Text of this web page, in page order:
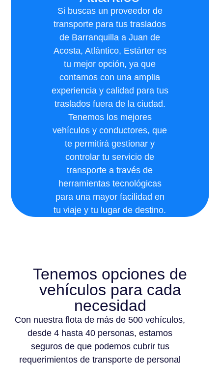
Si buscas un proveedor de
transporte para tus traslados
de Barranquilla a Juan de
Acosta, Atlántico, Estárter es
tu mejor opción, ya que
contamos con una amplia
experiencia y calidad para tus
traslados fuera de la ciudad.
Tenemos los mejores
vehículos y conductores, que
te permitirá gestionar y
controlar tu servicio de
transporte a través de
herramientas tecnológicas
para una mayor facilidad en
tu viaje y tu lugar de destino.
Tenemos opciones de
vehículos para cada
necesidad
Con nuestra flota de más de 500 vehículos,
desde 4 hasta 40 personas, estamos
seguros de que podemos cubrir tus
requerimientos de transporte de personal